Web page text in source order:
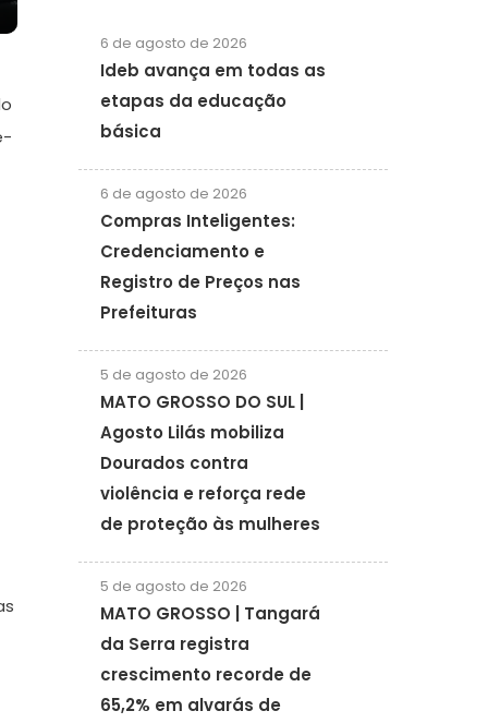
6 de agosto de 2026
Ideb avança em todas as
etapas da educação
básica
6 de agosto de 2026
Compras Inteligentes:
Credenciamento e
Registro de Preços nas
Prefeituras
5 de agosto de 2026
MATO GROSSO DO SUL |
Agosto Lilás mobiliza
Dourados contra
violência e reforça rede
de proteção às mulheres
5 de agosto de 2026
MATO GROSSO | Tangará
da Serra registra
crescimento recorde de
65,2% em alvarás de